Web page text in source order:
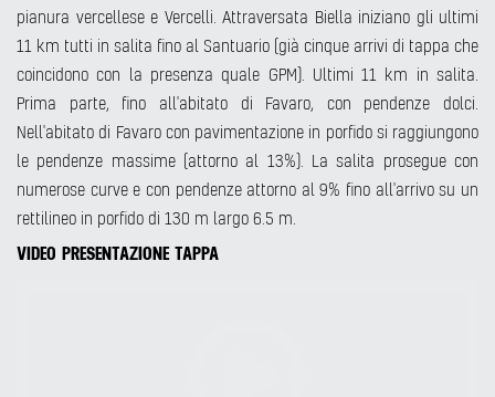
pianura vercellese e Vercelli. Attraversata Biella iniziano gli ultimi
11 km tutti in salita fino al Santuario (già cinque arrivi di tappa che
coincidono con la presenza quale GPM). Ultimi 11 km in salita.
Prima parte, fino all'abitato di Favaro, con pendenze dolci.
Nell'abitato di Favaro con pavimentazione in porfido si raggiungono
le pendenze massime (attorno al 13%). La salita prosegue con
numerose curve e con pendenze attorno al 9% fino all'arrivo su un
rettilineo in porfido di 130 m largo 6.5 m.
VIDEO PRESENTAZIONE TAPPA